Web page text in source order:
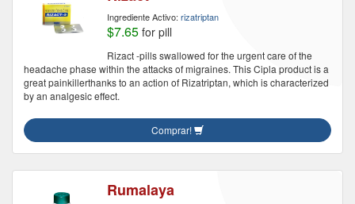
Ingrediente Activo: rizatriptan
$7.65 for pill
Rizact -pills swallowed for the urgent care of the
headache phase within the attacks of migraines. This Cipla product is a
great painkillerthanks to an action of Rizatriptan, which is characterized
by an analgesic effect.
Comprar!
Rumalaya